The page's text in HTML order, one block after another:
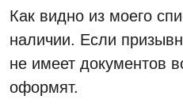
Как видно из моего
наличии. Если
не имеет документов
оформят.